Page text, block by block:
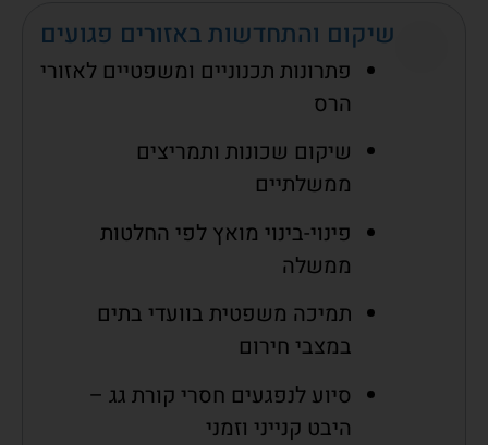
שיקום והתחדשות באזורים פגועים
פתרונות תכנוניים ומשפטיים לאזורי
הרס
שיקום שכונות ותמריצים
ממשלתיים
פינוי-בינוי מואץ לפי החלטות
ממשלה
תמיכה משפטית בוועדי בתים
במצבי חירום
סיוע לנפגעים חסרי קורת גג –
היבט קנייני וזמני